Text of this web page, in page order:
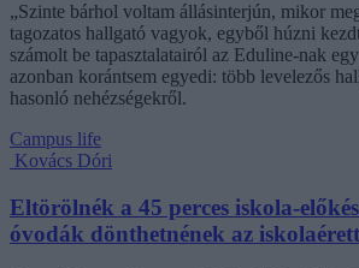
„Szinte bárhol voltam állásinterjún, mikor
tagozatos hallgató vagyok, egyből húzni
számolt be tapasztalatairól az Eduline-nak
azonban korántsem egyedi: több levelezős
hasonló nehézségekről.
Campus life
Kovács Dóri
Eltörölnék a 45 perces iskola-
óvodák dönthetnének az